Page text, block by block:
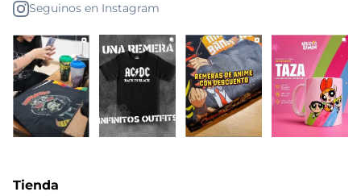
Seguinos en Instagram
Tienda